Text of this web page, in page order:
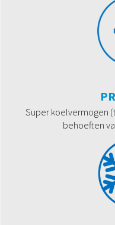
Super koelvermogen
behoeften